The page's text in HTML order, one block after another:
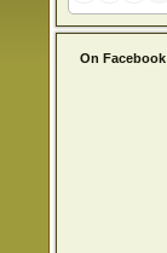
On Facebook